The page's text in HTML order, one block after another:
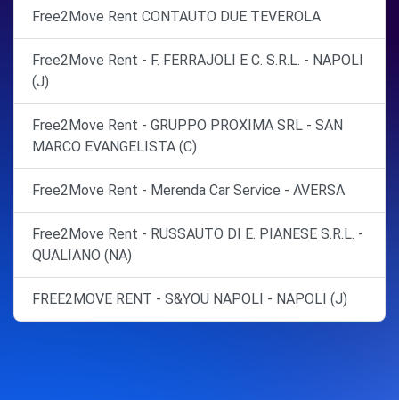
Free2Move Rent CONTAUTO DUE TEVEROLA
Free2Move Rent - F. FERRAJOLI E C. S.R.L. - NAPOLI
(J)
Free2Move Rent - GRUPPO PROXIMA SRL - SAN
MARCO EVANGELISTA (C)
Free2Move Rent - Merenda Car Service - AVERSA
Free2Move Rent - RUSSAUTO DI E. PIANESE S.R.L. -
QUALIANO (NA)
FREE2MOVE RENT - S&YOU NAPOLI - NAPOLI (J)